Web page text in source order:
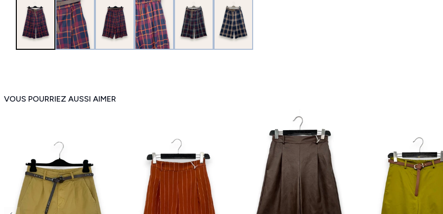
VOUS POURRIEZ AUSSI AIMER